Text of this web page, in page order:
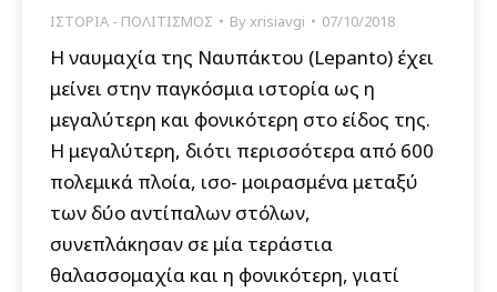
ΙΣΤΟΡΙΑ - ΠΟΛΙΤΙΣΜΟΣ Byxrisiavgi 07/10/2018
Η ναυμαχία της Ναυπάκτου (Lepanto) έχει
μείνει στην παγκόσμια ιστορία ως η
μεγαλύτερη και φονικότερη στο είδος της.
Η μεγαλύτερη, διότι περισσότερα από 600
πολεμικά πλοία, ισο- μοιρασμένα μεταξύ
των δύο αντίπαλων στόλων,
συνεπλάκησαν σε μία τεράστια
θαλασσομαχία και η φονικότερη, γιατί